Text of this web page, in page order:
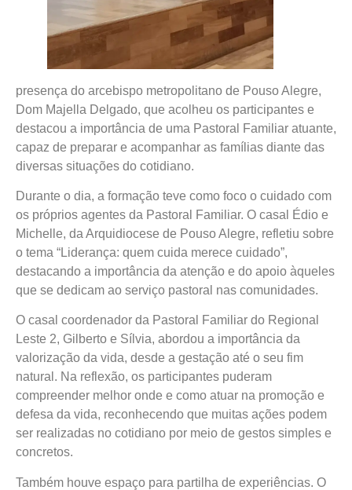
presença do arcebispo metropolitano de Pouso Alegre,
Dom Majella Delgado, que acolheu os participantes e
destacou a importância de uma Pastoral Familiar atuante,
capaz de preparar e acompanhar as famílias diante das
diversas situações do cotidiano.
Durante o dia, a formação teve como foco o cuidado com
os próprios agentes da Pastoral Familiar. O casal Édio e
Michelle, da Arquidiocese de Pouso Alegre, refletiu sobre
o tema “Liderança: quem cuida merece cuidado”,
destacando a importância da atenção e do apoio àqueles
que se dedicam ao serviço pastoral nas comunidades.
O casal coordenador da Pastoral Familiar do Regional
Leste 2, Gilberto e Sílvia, abordou a importância da
valorização da vida, desde a gestação até o seu fim
natural. Na reflexão, os participantes puderam
compreender melhor onde e como atuar na promoção e
defesa da vida, reconhecendo que muitas ações podem
ser realizadas no cotidiano por meio de gestos simples e
concretos.
Também houve espaço para partilha de experiências. O